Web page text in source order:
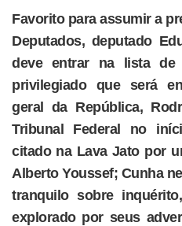
Favorito para assumir a
Deputados, deputado
deve entrar na lista de
privilegiado que será
geral da República,
Tribunal Federal no
citado na Lava Jato por
Alberto Youssef; Cunha
tranquilo sobre
explorado por seus